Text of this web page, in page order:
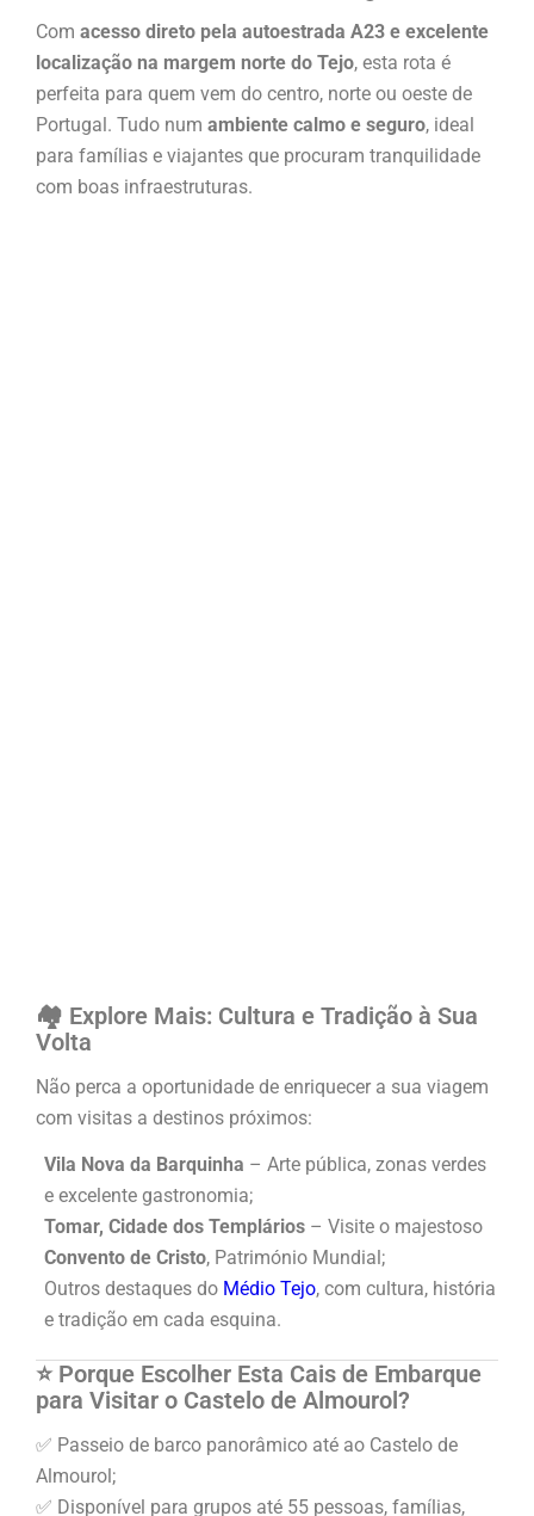
Com acesso direto pela autoestrada A23 e excelente
localização na margem norte do Tejo, esta rota é
perfeita para quem vem do centro, norte ou oeste de
Portugal. Tudo num ambiente calmo e seguro, ideal
para famílias e viajantes que procuram tranquilidade
com boas infraestruturas.
🏘️ Explore Mais: Cultura e Tradição à Sua
Volta
Não perca a oportunidade de enriquecer a sua viagem
com visitas a destinos próximos:
Vila Nova da Barquinha – Arte pública, zonas verdes
e excelente gastronomia;
Tomar, Cidade dos Templários – Visite o majestoso
Convento de Cristo, Património Mundial;
Outros destaques do Médio Tejo, com cultura, história
e tradição em cada esquina.
⭐ Porque Escolher Esta Cais de Embarque
para Visitar o Castelo de Almourol?
✅ Passeio de barco panorâmico até ao Castelo de
Almourol;
✅ Disponível para grupos até 55 pessoas, famílias,